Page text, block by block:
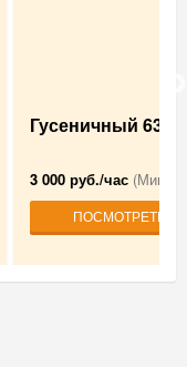
Гусеничный 63
3 000 руб./час
ПОСМОТРЕТЬ